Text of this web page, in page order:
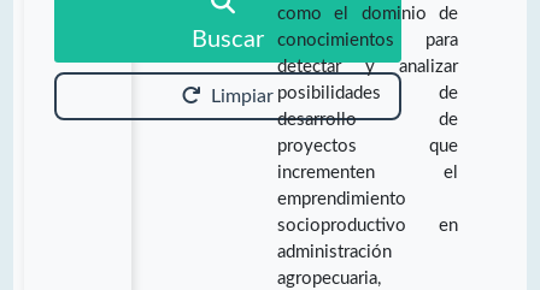
Buscar
Limpiar
como el dominio de
conocimientos para
detectar y analizar
posibilidades de
desarrollo de
proyectos que
incrementen el
emprendimiento
socioproductivo en
administración
agropecuaria,